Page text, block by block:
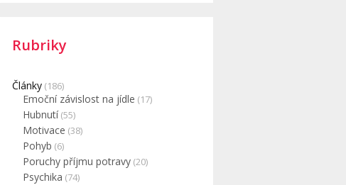
Rubriky
Články (186)
Emoční závislost na jídle (17)
Hubnutí(55)
Motivace (38)
Pohyb (6)
Poruchy příjmu potravy (20)
Psychika (74)